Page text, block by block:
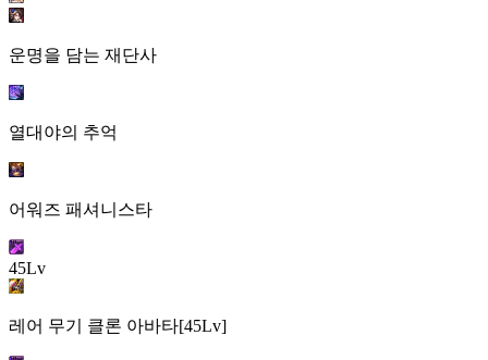
운명을 담는 재단사
열대야의 추억
어워즈 패셔니스타
45Lv
레어 무기 클론 아바타[45Lv]